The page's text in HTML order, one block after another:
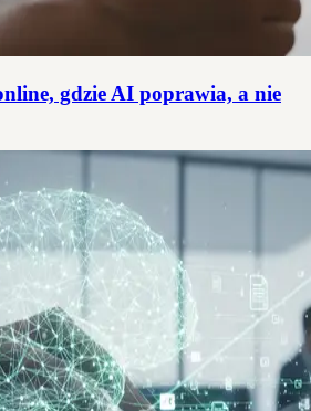
gdzie AI poprawia, a nie